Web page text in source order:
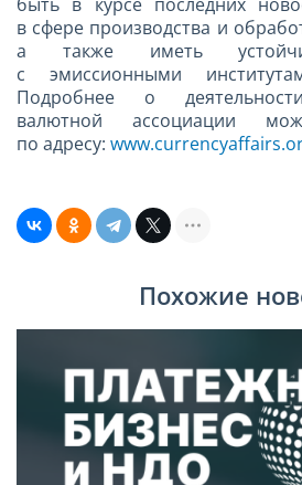
в сфере производства и
а также иметь
с эмиссионными
Подробнее о
валютной ассоциации
по адресу:
Похожие